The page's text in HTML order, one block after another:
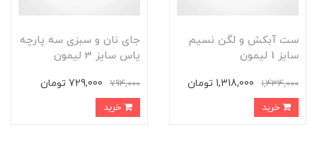
ست آبکش و لگن نسیم
سایز 1 لیمون
1,434,000 1,318,000 تومان
جای نان و سبزی سه پارچه
یاس سایز 3 لیمون
794,000 729,000 تومان